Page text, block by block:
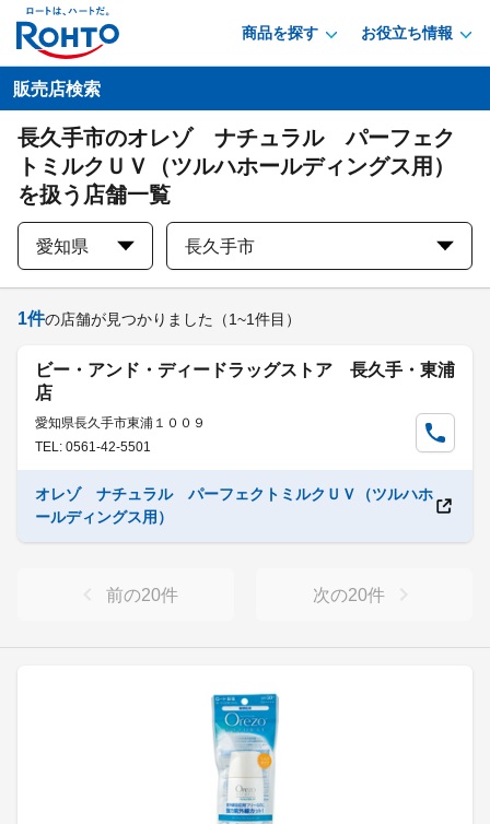
商品を探す お役立ち情報
販売店検索
長久手市のオレゾ ナチュラル パーフェク
トミルクＵＶ（ツルハホールディングス用）
を扱う店舗一覧
愛知県 長久手市
1件の店舗が見つかりました （1~1件目）
ビー・アンド・ディードラッグストア 長久手・東浦
店
愛知県長久手市東浦１００９
TEL: 0561-42-5501
オレゾ ナチュラル パーフェクトミルクＵＶ（ツルハホ
ールディングス用）
前の20件 次の20件